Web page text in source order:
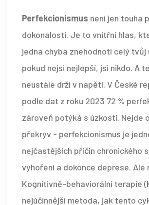
Perfekcionismus není jen touha
dokonalosti. Je to vnitřní hlas,
jedna chyba znehodnotí celý tvůj
pokud nejsi nejlepší, jsi nikdo. A
neustále drží v napětí. V České
podle dat z roku 2023 72 %
zároveň potýká s úzkostí. Nejde
překryv - perfekcionismus je
nejčastějších příčin chronického
vyhoření a dokonce deprese. Ale
Kognitivně-behaviorální terapie
nejúčinnější metoda, jak tento